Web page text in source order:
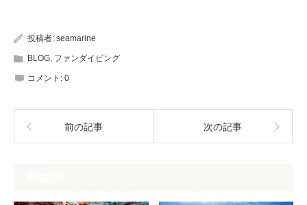
投稿者: seamarine
BLOG ファンダイビング
コメント: 0
前の記事 次の記事